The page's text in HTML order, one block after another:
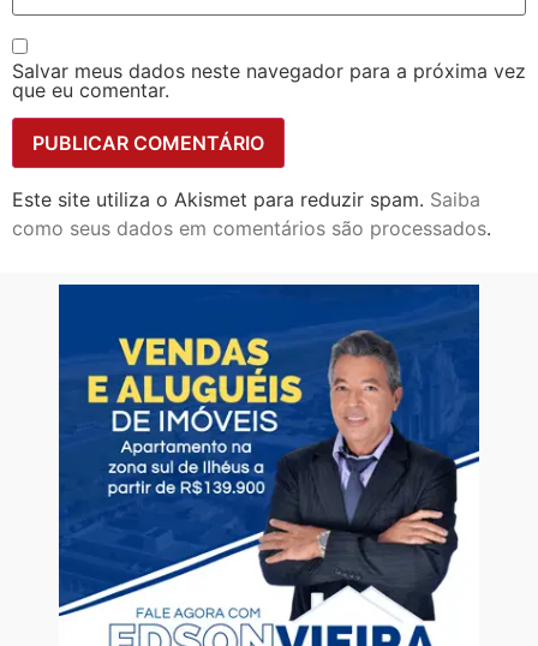
Salvar meus dados neste navegador para a próxima vez
que eu comentar.
Este site utiliza o Akismet para reduzir spam. Saiba
como seus dados em comentários são processados.